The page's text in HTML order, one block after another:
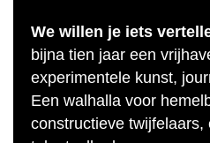
We willen je iets
bijna tien jaar een
experimentele kunst,
Een walhalla voor
constructieve twijfelaars,